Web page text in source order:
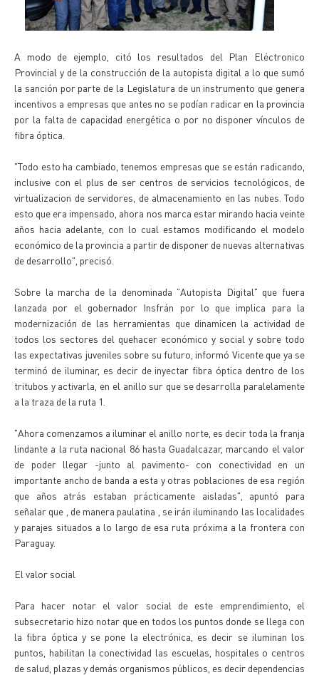
A modo de ejemplo, citó los resultados del Plan Eléctronico
Provincial y de la construcción de la autopista digital a lo que sumó
la sanción por parte de la Legislatura de un instrumento que genera
incentivos a empresas que antes no se podían radicar en la provincia
por la falta de capacidad energética o por no disponer vínculos de
fibra óptica.
"Todo esto ha cambiado, tenemos empresas que se están radicando,
inclusive con el plus de ser centros de servicios tecnológicos, de
virtualizacion de servidores, de almacenamiento en las nubes. Todo
esto que era impensado, ahora nos marca estar mirando hacia veinte
años hacia adelante, con lo cual estamos modificando el modelo
económico de la provincia a partir de disponer de nuevas alternativas
de desarrollo", precisó.
Sobre la marcha de la denominada "Autopista Digital" que fuera
lanzada por el gobernador Insfrán por lo que implica para la
modernización de las herramientas que dinamicen la actividad de
todos los sectores del quehacer económico y social y sobre todo
las expectativas juveniles sobre su futuro, informó Vicente que ya se
terminó de iluminar, es decir de inyectar fibra óptica dentro de los
tritubos y activarla, en el anillo sur que se desarrolla paralelamente
a la traza de la ruta 1.
"Ahora comenzamos a iluminar el anillo norte, es decir toda la franja
lindante a la ruta nacional 86 hasta Guadalcazar, marcando el valor
de poder llegar -junto al pavimento- con conectividad en un
importante ancho de banda a esta y otras poblaciones de esa región
que años atrás estaban prácticamente aisladas", apuntó para
señalar que , de manera paulatina , se irán iluminando las localidades
y parajes situados a lo largo de esa ruta próxima a la frontera con
Paraguay.
El valor social
Para hacer notar el valor social de este emprendimiento, el
subsecretario hizo notar que en todos los puntos donde se llega con
la fibra óptica y se pone la electrónica, es decir se iluminan los
puntos, habilitan la conectividad las escuelas, hospitales o centros
de salud, plazas y demás organismos públicos, es decir dependencias